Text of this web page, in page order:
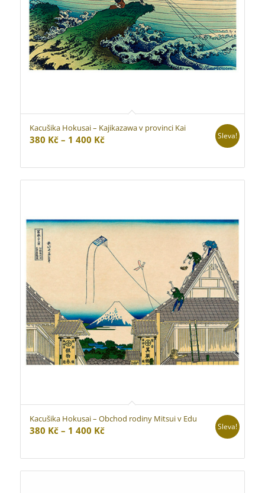
Kacušika Hokusai – Kajikazawa v provinci Kai
380 Kč – 1 400 KčRozpětí
380 Kč
až
Sleva!
Kacušika Hokusai – Obchod rodiny Mitsui v Edu
380 Kč – 1 400 KčRozpětí
380 Kč
až
Sleva!